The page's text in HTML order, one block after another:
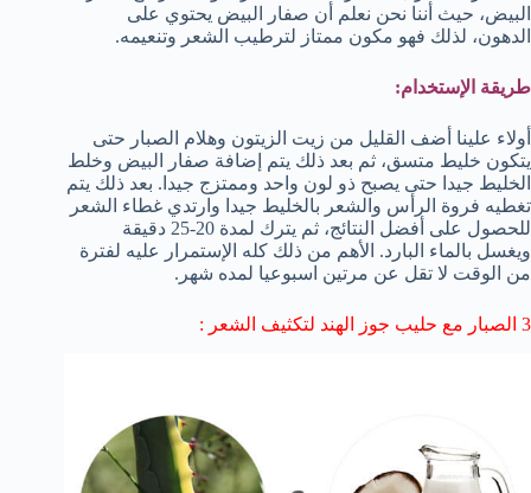
البيض، حيث أننا نحن نعلم أن صفار البيض يحتوي على
الدهون، لذلك فهو مكون ممتاز لترطيب الشعر وتنعيمه.
طريقة الإستخدام:
أولاء علينا أضف القليل من زيت الزيتون وهلام الصبار حتى
يتكون خليط متسق، ثم بعد ذلك يتم إضافة صفار البيض وخلط
الخليط جيدا حتى يصبح ذو لون واحد وممتزج جيدا. بعد ذلك يتم
تغطيه فروة الرأس والشعر بالخليط جيدا وارتدي غطاء الشعر
للحصول على أفضل النتائج، ثم يترك لمدة 20-25 دقيقة
ويغسل بالماء البارد. الأهم من ذلك كله الإستمرار عليه لفترة
من الوقت لا تقل عن مرتين اسبوعيا لمده شهر.
3 الصبار مع حليب جوز الهند لتكثيف الشعر :